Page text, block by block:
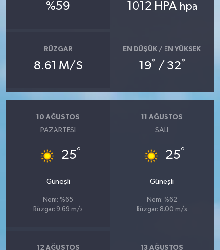
%59 1012 HPA hpa
RÜZGAR
8.61 M/S
EN DÜŞÜK / EN YÜKSEK
19° / 32°
10 AĞUSTOS
PAZARTESI
25°
Güneşli
Nem: %65
Rüzgar: 9.69 m/s
11 AĞUSTOS
SALI
25°
Güneşli
Nem: %62
Rüzgar: 8.00 m/s
12 AĞUSTOS 13 AĞUSTOS